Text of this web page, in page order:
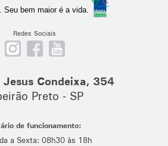
Seu bem maior é a vida.
Redes Sociais
Nos
siga
no
Instagram
Curta
nossa
página
no
Facebook
Se
escreva
em
nosso
canal
Youtube
Jesus Condeixa, 354
Preto - SP
de funcionamento:
a Sexta: 08h30 às 18h